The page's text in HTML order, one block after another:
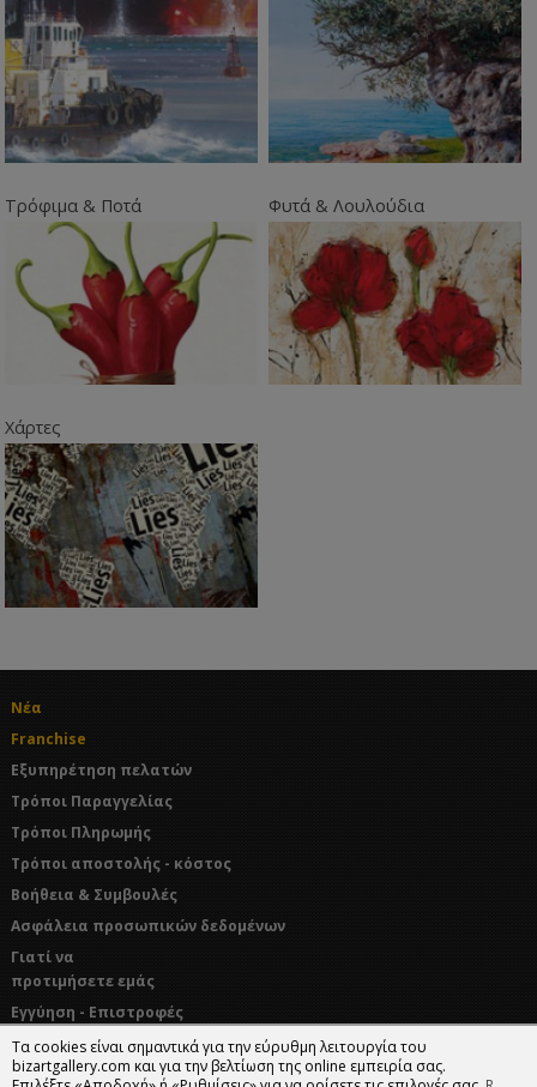
Τρόφιμα & Ποτά Φυτά & Λουλούδια
Χάρτες
Νέα
Franchise
Εξυπηρέτηση πελατών
Τρόποι Παραγγελίας
Τρόποι Πληρωμής
Τρόποι αποστολής - κόστος
Βοήθεια & Συμβουλές
Ασφάλεια προσωπικών δεδομένων
Γιατί να
προτιμήσετε εμάς
Εγγύηση - Επιστροφές
Όροι χρήσης
Τα cookies είναι σημαντικά για την εύρυθμη λειτουργία του
bizartgallery.com και για την βελτίωση της online εμπειρία σας.